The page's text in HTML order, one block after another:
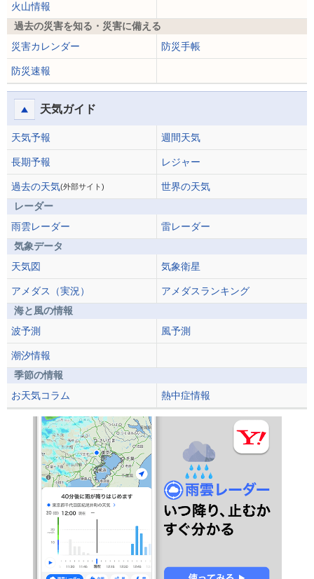
火山情報
過去の災害を知る・災害に備える
災害カレンダー
防災手帳
防災速報
天気ガイド
天気予報 週間天気
長期予報 レジャー
過去の天気(外部サイト)
世界の天気
レーダー
雨雲レーダー
雷レーダー
気象データ
天気図
気象衛星
アメダス（実況）
アメダスランキング
海と風の情報
波予測
風予測
潮汐情報
季節の情報
お天気コラム
熱中症情報